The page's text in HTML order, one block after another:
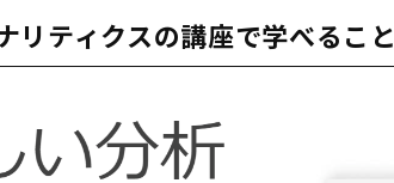
リティクスの講座で学べること